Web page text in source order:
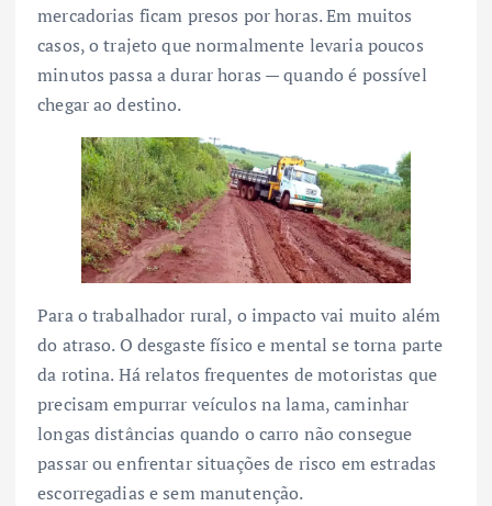
mercadorias ficam presos por horas. Em muitos
casos, o trajeto que normalmente levaria poucos
minutos passa a durar horas — quando é possível
chegar ao destino.
Para o trabalhador rural, o impacto vai muito além
do atraso. O desgaste físico e mental se torna parte
da rotina. Há relatos frequentes de motoristas que
precisam empurrar veículos na lama, caminhar
longas distâncias quando o carro não consegue
passar ou enfrentar situações de risco em estradas
escorregadias e sem manutenção.